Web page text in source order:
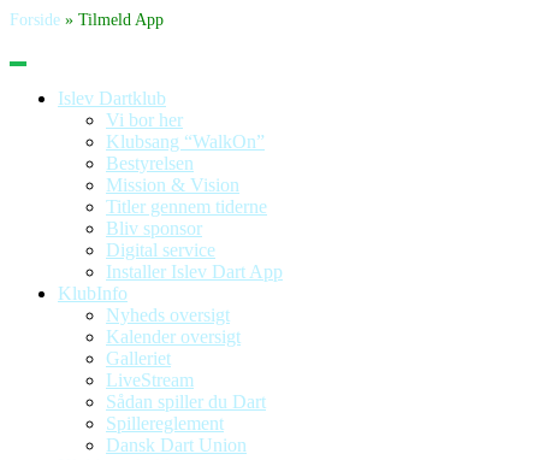
Forside » Tilmeld App
Islev Dartklub
Vi bor her
Klubsang “WalkOn”
Bestyrelsen
Mission & Vision
Titler gennem tiderne
Bliv sponsor
Digital service
Installer Islev Dart App
KlubInfo
Nyheds oversigt
Kalender oversigt
Galleriet
LiveStream
Sådan spiller du Dart
Spillereglement
Dansk Dart Union